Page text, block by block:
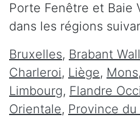
Porte Fenêtre et Baie
dans les régions
Bruxelles, Brabant
Charleroi, Liège, Mons,
Limbourg, Flandre
Orientale, Province